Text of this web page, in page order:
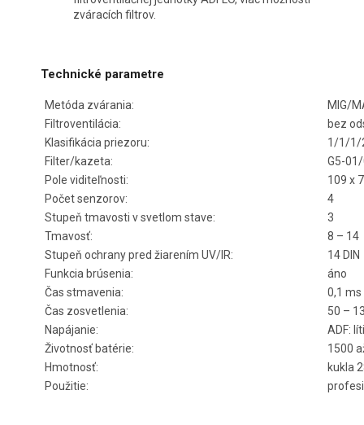
zváracích filtrov.
Technické parametre
Metóda zvárania:
MIG/
Filtroventilácia:
bez
Klasifikácia priezoru:
1/1/1/
Filter/kazeta:
G5-
Pole viditeľnosti:
109 x
Počet senzorov:
4
Stupeň tmavosti v svetlom stave:
3
Tmavosť:
8 – 14
Stupeň ochrany pred žiarením UV/IR:
14 DIN
Funkcia brúsenia:
áno
Čas stmavenia:
0,1 ms
Čas zosvetlenia:
50 –
Napájanie:
ADF:
Životnosť batérie:
1500
Hmotnosť:
kukla
Použitie: